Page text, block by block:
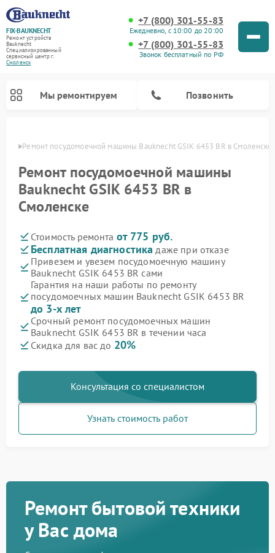
FIX-BAUKNECHT
Ремонт устройств
Bauknecht
Специализированный
cервисный центр г.
Смоленск
+7 (800) 301-55-83
Ежедневно, с 10:00 до 20:00
+7 (800) 301-55-83
Звонок бесплатный по РФ
Мы ремонтируем Позвонить
Ремонт посудомоечной машины Bauknecht GSIK 6453 BR в Смоленске
Ремонт посудомоечной машины
Bauknecht GSIK 6453 BR в
Смоленске
Стоимость ремонта от 775 руб.
Бесплатная диагностика даже при отказе
Привезем и увезем посудомоечную машину
Bauknecht GSIK 6453 BR сами
Гарантия на наши работы по ремонту
посудомоечных машин Bauknecht GSIK 6453 BR
до 3-х лет
Срочный ремонт посудомоечных машин
Bauknecht GSIK 6453 BR в течении часа
Скидка для вас до 20%
Консультация со специалистом
Узнать стоимость работ
Ремонт бытовой техники
у Вас дома